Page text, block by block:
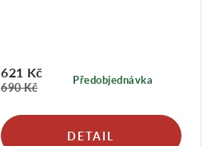
Předobjednávka
621 Kč
690 Kč